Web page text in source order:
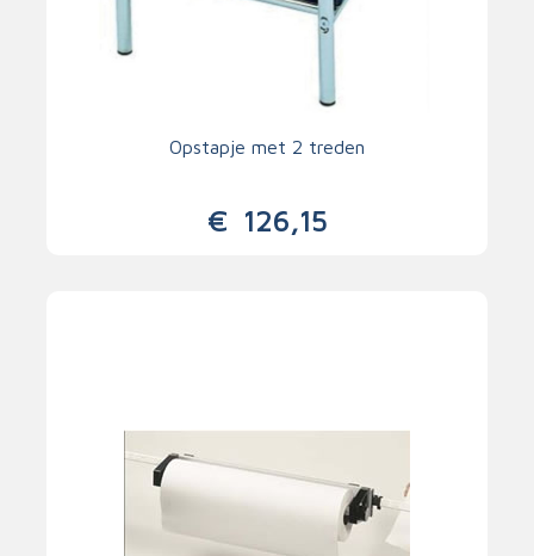
Opstapje met 2 treden
€ 126,15